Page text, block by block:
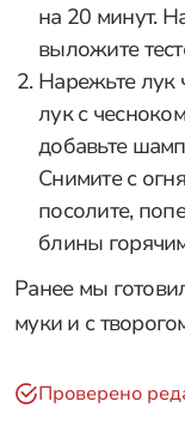
на 20 минут.
выложите
Нарежьте
лук с
добавьте
Снимите с
посолите,
блины
Ранее мы
муки и с
Проверено